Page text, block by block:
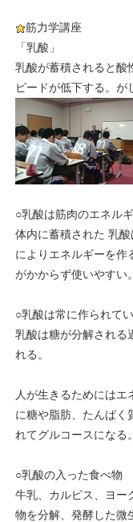
筋力学講座
「乳酸」
乳酸が蓄積されると酸
ピードが低下する。が
○乳酸は筋肉のエネルギ
体内に蓄積された 乳
によりエネルギーを作
がかからず使いやすい。
○乳酸は常に作られてい
乳酸は糖が分解される
れる。
人が生きるためにはエ
に糖や脂肪、たんぱく
れてグルコースになる
○乳酸の入った食べ物
牛乳、カルピス、ヨー
物を分解、発酵した微